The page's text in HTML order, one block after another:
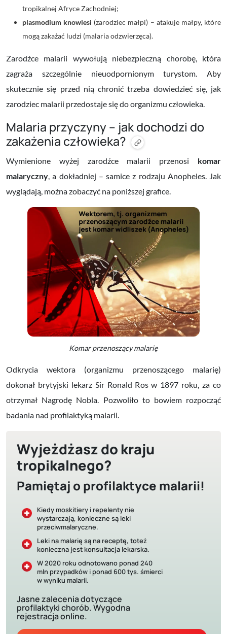
tropikalnej Afryce Zachodniej;
plasmodium knowlesi (zarodziec małpi) – atakuje małpy, które
mogą zakażać ludzi (malaria odzwierzęca).
Zarodźce malarii wywołują niebezpieczną chorobę, która
zagraża szczególnie nieuodpornionym turystom. Aby
skutecznie się przed nią chronić trzeba dowiedzieć się, jak
zarodziec malarii przedostaje się do organizmu człowieka.
Malaria przyczyny – jak dochodzi do
zakażenia człowieka?
Wymienione wyżej zarodźce malarii przenosi komar
malaryczny, a dokładniej – samice z rodzaju Anopheles. Jak
wyglądają, można zobaczyć na poniższej grafice.
Komar przenoszący malarię
Odkrycia wektora (organizmu przenoszącego malarię)
dokonał brytyjski lekarz Sir Ronald Ros w 1897 roku, za co
otrzymał Nagrodę Nobla. Pozwoliło to bowiem rozpocząć
badania nad profilaktyką malarii.
Wyjeżdżasz do kraju
tropikalnego?
Pamiętaj o profilaktyce malarii!
Kiedy moskitiery i repelenty nie
wystarczają, konieczne są leki
przeciwmalaryczne.
Leki na malarię są na receptę, toteż
konieczna jest konsultacja lekarska.
W 2020 roku odnotowano ponad 240
mln przypadków i ponad 600 tys. śmierci
w wyniku malarii.
Jasne zalecenia dotyczące
profilaktyki chorób. Wygodna
rejestracja online.